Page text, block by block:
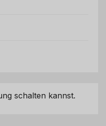
schalten kannst.